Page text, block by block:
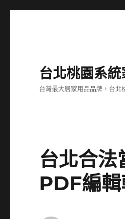
台北桃園系
台灣最大居家用品品牌，台
台北合法
PDF編